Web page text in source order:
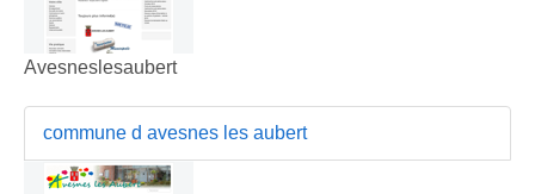
Avesneslesaubert
commune d avesnes les aubert